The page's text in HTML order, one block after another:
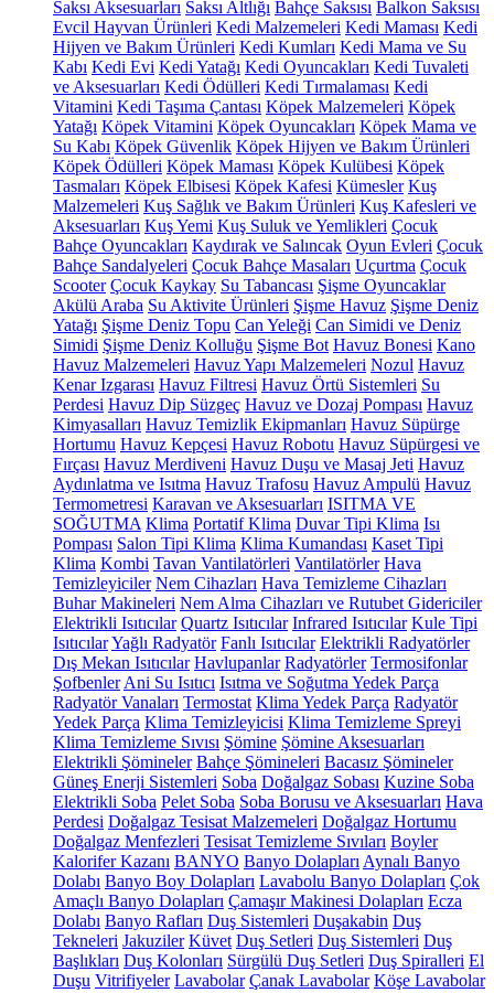
Saksı Aksesuarları Saksı Altlığı Bahçe Saksısı Balkon Saksısı
Evcil Hayvan Ürünleri Kedi Malzemeleri Kedi Maması Kedi
Hijyen ve Bakım Ürünleri Kedi Kumları Kedi Mama ve Su
Kabı Kedi Evi Kedi Yatağı Kedi Oyuncakları Kedi Tuvaleti
ve Aksesuarları Kedi Ödülleri Kedi Tırmalaması Kedi
Vitamini Kedi Taşıma Çantası Köpek Malzemeleri Köpek
Yatağı Köpek Vitamini Köpek Oyuncakları Köpek Mama ve
Su Kabı Köpek Güvenlik Köpek Hijyen ve Bakım Ürünleri
Köpek Ödülleri Köpek Maması Köpek Kulübesi Köpek
Tasmaları Köpek Elbisesi Köpek Kafesi Kümesler Kuş
Malzemeleri Kuş Sağlık ve Bakım Ürünleri Kuş Kafesleri ve
Aksesuarları Kuş Yemi Kuş Suluk ve Yemlikleri Çocuk
Bahçe Oyuncakları Kaydırak ve Salıncak Oyun Evleri Çocuk
Bahçe Sandalyeleri Çocuk Bahçe Masaları Uçurtma Çocuk
Scooter Çocuk Kaykay Su Tabancası Şişme Oyuncaklar
Akülü Araba Su Aktivite Ürünleri Şişme Havuz Şişme Deniz
Yatağı Şişme Deniz Topu Can Yeleği Can Simidi ve Deniz
Simidi Şişme Deniz Kolluğu Şişme Bot Havuz Bonesi Kano
Havuz Malzemeleri Havuz Yapı Malzemeleri Nozul Havuz
Kenar Izgarası Havuz Filtresi Havuz Örtü Sistemleri Su
Perdesi Havuz Dip Süzgeç Havuz ve Dozaj Pompası Havuz
Kimyasalları Havuz Temizlik Ekipmanları Havuz Süpürge
Hortumu Havuz Kepçesi Havuz Robotu Havuz Süpürgesi ve
Fırçası Havuz Merdiveni Havuz Duşu ve Masaj Jeti Havuz
Aydınlatma ve Isıtma Havuz Trafosu Havuz Ampulü Havuz
Termometresi Karavan ve Aksesuarları ISITMA VE
SOĞUTMA Klima Portatif Klima Duvar Tipi Klima Isı
Pompası Salon Tipi Klima Klima Kumandası Kaset Tipi
Klima Kombi Tavan Vantilatörleri Vantilatörler Hava
Temizleyiciler Nem Cihazları Hava Temizleme Cihazları
Buhar Makineleri Nem Alma Cihazları ve Rutubet Gidericiler
Elektrikli Isıtıcılar Quartz Isıtıcılar Infrared Isıtıcılar Kule Tipi
IsıtıcılarYağlı Radyatör Fanlı Isıtıcılar Elektrikli Radyatörler
Dış Mekan Isıtıcılar Havlupanlar Radyatörler Termosifonlar
Şofbenler Ani Su Isıtıcı Isıtma ve Soğutma Yedek Parça
Radyatör Vanaları Termostat Klima Yedek Parça Radyatör
Yedek Parça Klima Temizleyicisi Klima Temizleme Spreyi
Klima Temizleme Sıvısı Şömine Şömine Aksesuarları
Elektrikli Şömineler Bahçe Şömineleri Bacasız Şömineler
Güneş Enerji Sistemleri Soba Doğalgaz Sobası Kuzine Soba
Elektrikli Soba Pelet Soba Soba Borusu ve Aksesuarları Hava
Perdesi Doğalgaz Tesisat Malzemeleri Doğalgaz Hortumu
Doğalgaz Menfezleri Tesisat Temizleme Sıvıları Boyler
Kalorifer Kazanı BANYO Banyo Dolapları Aynalı Banyo
Dolabı Banyo Boy Dolapları Lavabolu Banyo Dolapları Çok
Amaçlı Banyo Dolapları Çamaşır Makinesi Dolapları Ecza
Dolabı Banyo Rafları Duş Sistemleri Duşakabin Duş
Tekneleri Jakuziler Küvet Duş Setleri Duş Sistemleri Duş
Başlıkları Duş Kolonları Sürgülü Duş Setleri Duş Spiralleri El
Duşu Vitrifiyeler Lavabolar Çanak Lavabolar Köşe Lavabolar